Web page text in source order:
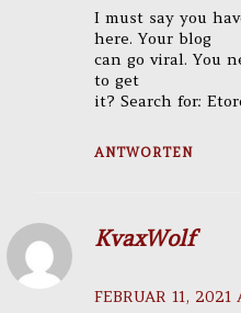
I must say you
here. Your blog
can go viral. You
to get
it? Search for:
ANTWORTEN
KvaxWolf
FEBRUAR 11, 2021